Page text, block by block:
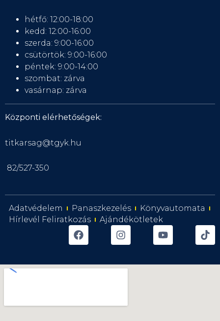
hétfő: 12:00-18:00
kedd: 12:00-16:00
szerda: 9:00-16:00
csütörtök: 9:00-16:00
péntek: 9:00-14:00
szombat: zárva
vasárnap: zárva
Központi elérhetőségek:
titkarsag@tgyk.hu
82/527-350
Adatvédelem Panaszkezelés
Könyvautomata
Hírlevél Feliratkozás
Ajándékötletek